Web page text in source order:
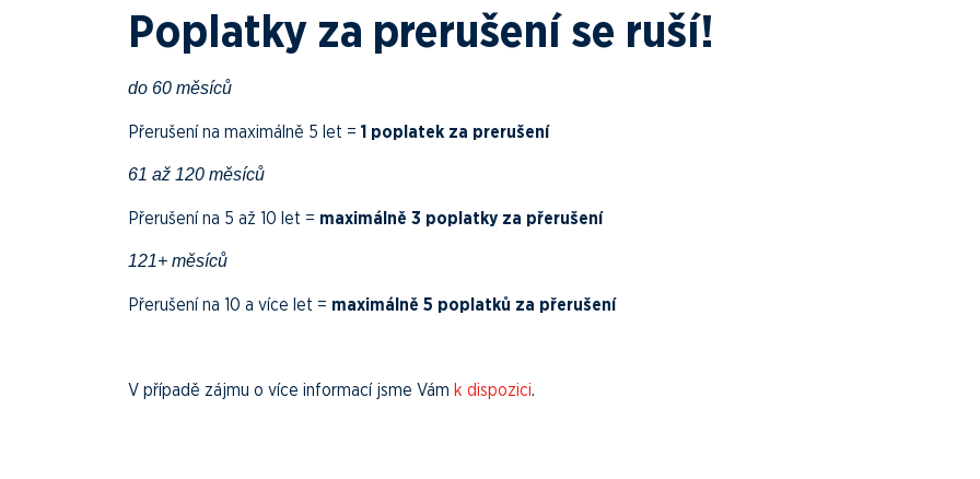
Poplatky za prerušení se ruší!
do 60 měsíců
Přerušení na maximálně 5 let = 1 poplatek za prerušení
61 až 120 měsíců
Přerušení na 5 až 10 let = maximálně 3 poplatky za přerušení
121+ měsíců
Přerušení na 10 a více let = maximálně 5 poplatků za přerušení
V případě zájmu o více informací jsme Vám k dispozici.